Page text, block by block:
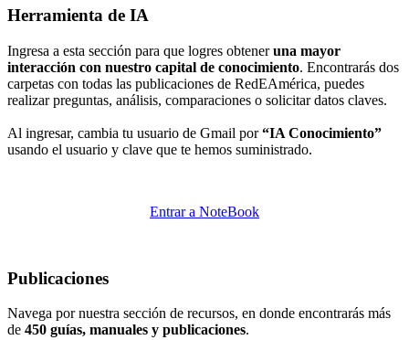
Herramienta de IA
Ingresa a esta sección para que logres obteneruna mayor
interacción con nuestro capital de conocimiento. Encontrarás dos
carpetas con todas las publicaciones de RedEAmérica, puedes
realizar preguntas, análisis, comparaciones o solicitar datos claves.
Al ingresar, cambia tu usuario de Gmail por“IA Conocimiento”
usando el usuario y clave que te hemos suministrado.
Entrar a NoteBook
Publicaciones
Navega por nuestra sección de recursos, en donde encontrarás más
de 450 guías, manuales y publicaciones.